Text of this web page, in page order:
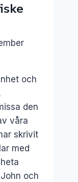
och
den
våra
skrivit
med
och